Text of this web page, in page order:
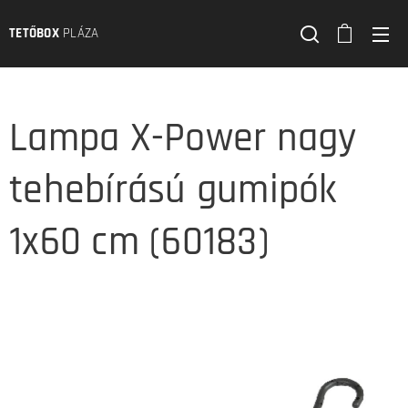
TETŐBOXPLÁZA
Lampa X-Power nagy
tehebírású gumipók
1x60 cm (60183)